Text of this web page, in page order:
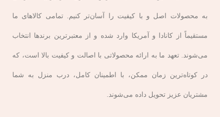
به محصولات اصل و با کیفیت را آسان‌تر کنیم. تمامی کالاهای ما
مستقیماً از کانادا و آمریکا وارد شده و از معتبرترین برندها انتخاب
می‌شوند. تعهد ما به ارائه محصولاتی با اصالت و کیفیت بالا است، که
در کوتاه‌ترین زمان ممکن، با اطمینان کامل، درب منزل به شما
مشتریان عزیز تحویل داده می‌شوند.